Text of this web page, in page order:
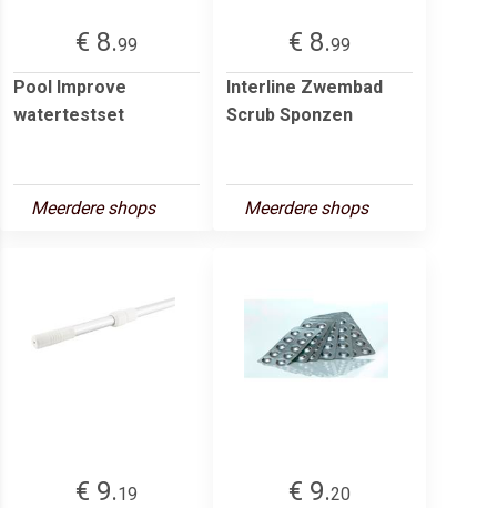
€ 8.99
Pool Improve
watertestset
Meerdere shops
€ 8.99
Interline Zwembad
Scrub Sponzen
Meerdere shops
€ 9.19
€ 9.20